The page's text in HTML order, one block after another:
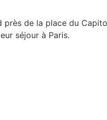
de la place du
séjour à Paris.